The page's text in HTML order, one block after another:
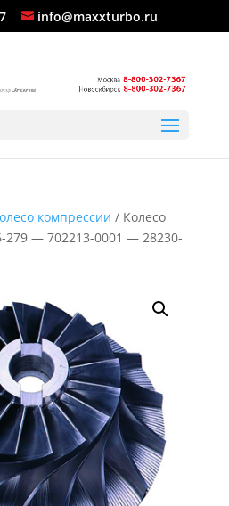
info@maxxturbo.ru
компрессии / Колесо
279 — 702213-0001 — 28230-